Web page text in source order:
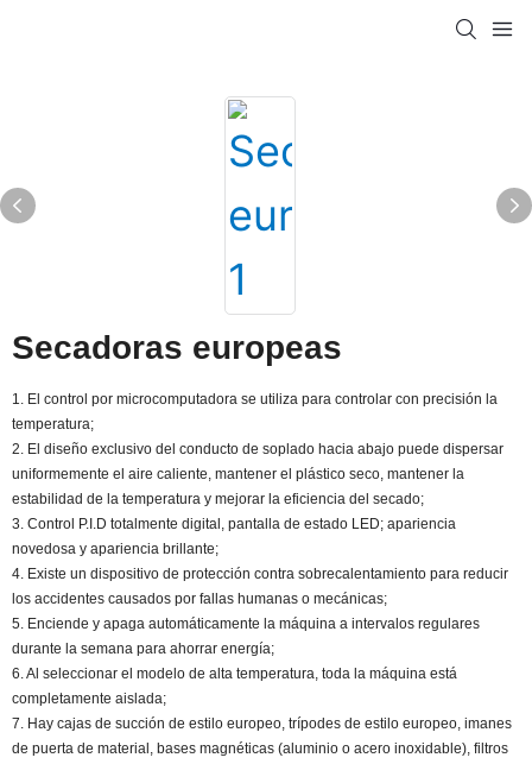
Secadoras europeas
1. El control por microcomputadora se utiliza para controlar con precisión la
temperatura;
2. El diseño exclusivo del conducto de soplado hacia abajo puede dispersar
uniformemente el aire caliente, mantener el plástico seco, mantener la
estabilidad de la temperatura y mejorar la eficiencia del secado;
3. Control P.I.D totalmente digital, pantalla de estado LED; apariencia
novedosa y apariencia brillante;
4. Existe un dispositivo de protección contra sobrecalentamiento para reducir
los accidentes causados ​​por fallas humanas o mecánicas;
5. Enciende y apaga automáticamente la máquina a intervalos regulares
durante la semana para ahorrar energía;
6. Al seleccionar el modelo de alta temperatura, toda la máquina está
completamente aislada;
7. Hay cajas de succión de estilo europeo, trípodes de estilo europeo, imanes
de puerta de material, bases magnéticas (aluminio o acero inoxidable), filtros